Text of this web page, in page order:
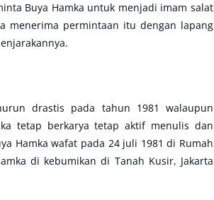
Buya Hamka untuk menjadi imam salat
menerima permintaan itu dengan lapang
drastis pada tahun 1981 walaupun
tetap berkarya tetap aktif menulis dan
Hamka wafat pada 24 juli 1981 di Rumah
di kebumikan di Tanah Kusir, Jakarta